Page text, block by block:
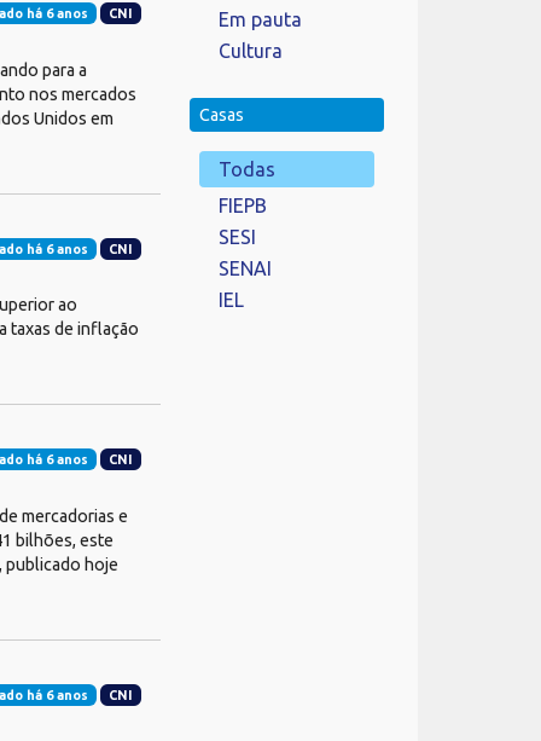
há 6 anos CNI
para a
nos mercados
Unidos em
há 6 anos CNI
ao
taxas de inflação
há 6 anos CNI
mercadorias e
bilhões, este
publicado hoje
há 6 anos CNI
Em pauta
Cultura
Casas
Todas
FIEPB
SESI
SENAI
IEL